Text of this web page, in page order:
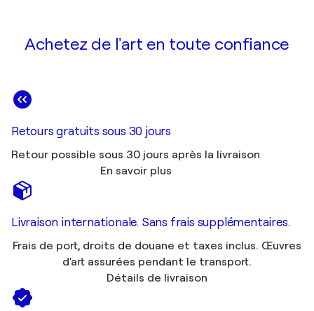
Achetez de l'art en toute confiance
Retours gratuits sous 30 jours
Retour possible sous 30 jours après la livraison
En savoir plus
Livraison internationale. Sans frais supplémentaires.
Frais de port, droits de douane et taxes inclus. Œuvres
d'art assurées pendant le transport.
Détails de livraison